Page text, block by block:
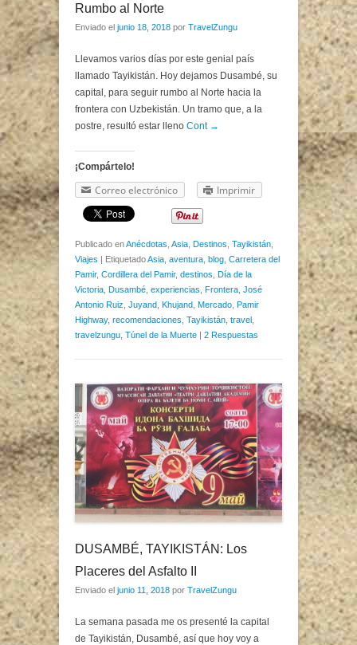
Rumbo al Norte
Enviado el junio 18, 2018 por TravelZungu
Llevamos varios días por este genial país
llamado Tayikistán. Hoy dejamos Dusambé, su
capital, para seguir rumbo al Norte hacia la
frontera con Uzbekistán. Un tramo que, a la
postre, resultó estar lleno Cont →
¡Compártelo!
Correo electrónico Imprimir
Publicado enAnécdotas Asia Destinos Tayikistán
Viajes | EtiquetadoAsia aventura blog Carretera del
Pamir, Cordillera del Pamir, destinos Día de la
Victoria Dusambé experiencias Frontera José
Antonio Ruiz Juyand Khujand Mercado Pamir
Highway, recomendaciones Tayikistán travel
travelzungu Túnel de la Muerte | 2 Respuestas
DUSAMBÉ, TAYIKISTÁN: Los
Placeres del Asfalto II
Enviado el junio 11, 2018 por TravelZungu
La semana pasada me os presenté la capital
de Tayikistán, Dusambé, así que hoy voy a